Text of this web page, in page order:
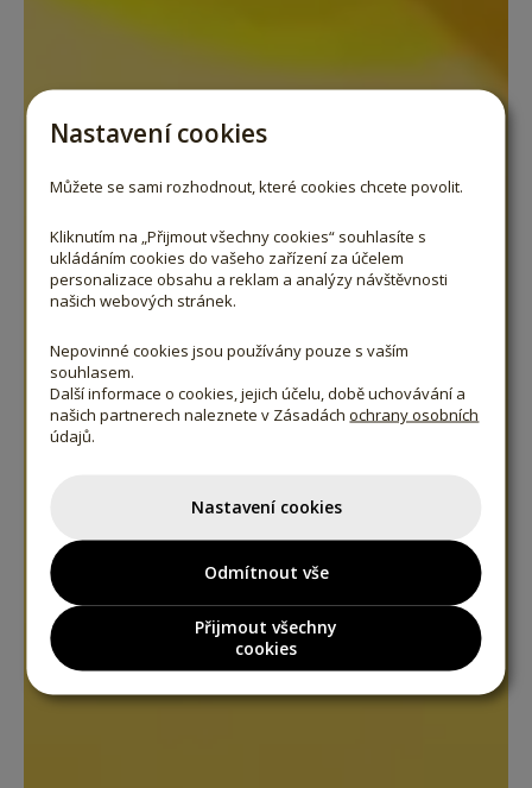
Nastavení cookies
Můžete se sami rozhodnout, které cookies chcete povolit.
Kliknutím na „Přijmout všechny cookies“ souhlasíte s
ukládáním cookies do vašeho zařízení za účelem
personalizace obsahu a reklam a analýzy návštěvnosti
našich webových stránek.
Nepovinné cookies jsou používány pouze s vaším
souhlasem.
Další informace o cookies, jejich účelu, době uchovávání a
našich partnerech naleznete v Zásadáchochrany osobních
údajů.
Nastavení cookies
Odmítnout vše
Přijmout všechny
cookies